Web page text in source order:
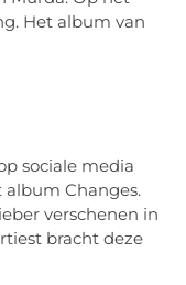
Het album van
sociale media
Changes.
verschenen in
bracht deze